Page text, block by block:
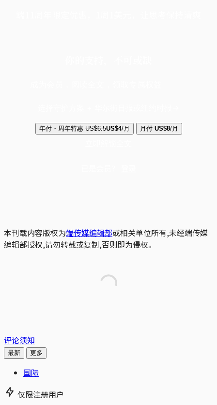
年付・周年特惠 US$6.5US$4/月 月付 US$8/月
本刊载内容版权为端传媒编辑部或相关单位所有,未经端传媒
编辑部授权,请勿转载或复制,否则即为侵权。
评论须知
最新 更多
国际
仅限注册用户